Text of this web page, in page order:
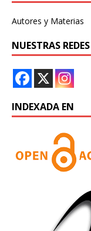
Autores y Materias
NUESTRAS REDES
INDEXADA EN